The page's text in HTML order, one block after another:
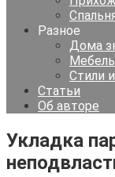
Разное
Дома
Стили
Статьи
Об авторе
Укладка